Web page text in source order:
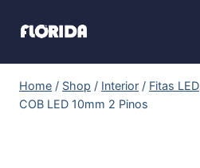
Home / Shop / Interior / Fitas LED
COB LED 10mm 2 Pinos